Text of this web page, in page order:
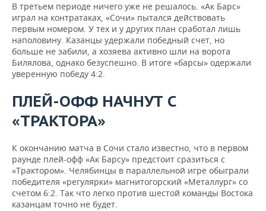
В третьем периоде ничего уже не решалось. «Ак Барс»
играл на контратаках, «Сочи» пытался действовать
первым номером. У тех и у других план сработал лишь
наполовину. Казанцы удержали победный счет, но
больше не забили, а хозяева активно шли на ворота
Билялова, однако безуспешно. В итоге «барсы» одержали
уверенную победу 4:2.
ПЛЕЙ-ОФФ НАЧНУТ С
«ТРАКТОРА»
К окончанию матча в Сочи стало известно, что в первом
раунде плей-офф «Ак Барсу» предстоит сразиться с
«Трактором». Челябинцы в параллельной игре обыграли
победителя «регулярки» магнитогорский «Металлург» со
счетом 6:2. Так что легко против шестой команды Востока
казанцам точно не будет.